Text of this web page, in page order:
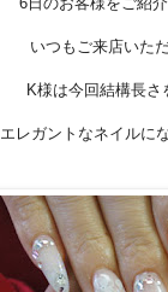
いつもご来店いた
K様は今回結構長さ
エレガントなネイルに